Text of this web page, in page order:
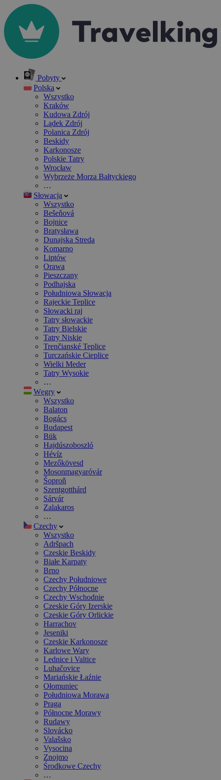
Pobyty
Polska
Wszystko
Kraków
Kudowa Zdrój
Lądek Zdrój
Polanica Zdrój
Beskidy
Karkonosze
Polskie Tatry
Wrocław
Wybrzeże Morza Bałtyckiego
…
Słowacja
Wszystko
Bešeňová
Bojnice
Bratysława
Dunajska Streda
Komarno
Liptów
Orawa
Pieszczany
Podhajska
Południowa Słowacja
Rajeckie Teplice
Słowacki raj
Tatry słowackie
Tatry Bielskie
Tatry Niskie
Trenčianské Teplice
Turczańskie Cieplice
Wielki Meder
Tatry Wysokie
…
Węgry
Wszystko
Balaton
Bogács
Budapest
Bük
Hajdúszoboszló
Hévíz
Mezőkövesd
Mosonmagyaróvár
Šoproň
Szentgotthárd
Sárvár
Zalakaros
…
Czechy
Wszystko
Adršpach
Czeskie Beskidy
Białe Karpaty
Brno
Czechy Południowe
Czechy Północne
Czechy Wschodnie
Czeskie Góry Izerskie
Czeskie Góry Orlickie
Harrachov
Jeseniki
Czeskie Karkonosze
Karlowe Wary
Lednice i Valtice
Luhačovice
Mariańskie Łaźnie
Ołomuniec
Południowa Morawa
Praga
Północne Morawy
Rudawy
Slovácko
Valašsko
Vysocina
Znojmo
Środkowe Czechy
…